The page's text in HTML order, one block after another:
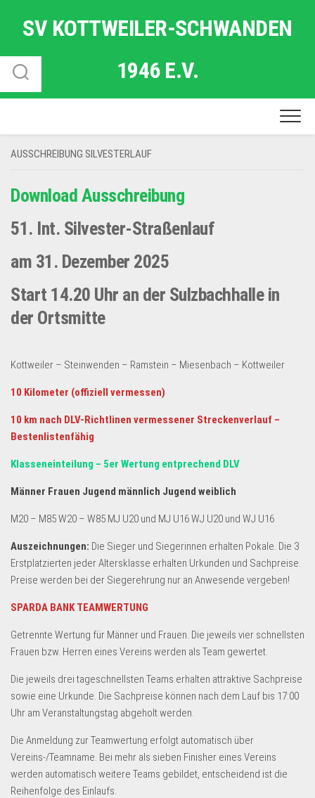
SV KOTTWEILER-SCHWANDEN
1946 E.V.
AUSSCHREIBUNG SILVESTERLAUF
Download Ausschreibung
51. Int. Silvester-Straßenlauf
am 31. Dezember 2025
Start 14.20 Uhr an der Sulzbachhalle in
der Ortsmitte
Kottweiler – Steinwenden – Ramstein – Miesenbach – Kottweiler
10 Kilometer (offiziell vermessen)
10 km nach DLV-Richtlinen vermessener Streckenverlauf –
Bestenlistenfähig
Klasseneinteilung – 5er Wertung entprechend DLV
Männer Frauen Jugend männlich Jugend weiblich
M20 – M85 W20 – W85 MJ U20 und MJ U16 WJ U20 und WJ U16
Auszeichnungen: Die Sieger und Siegerinnen erhalten Pokale. Die 3
Erstplatzierten jeder Altersklasse erhalten Urkunden und Sachpreise.
Preise werden bei der Siegerehrung nur an Anwesende vergeben!
SPARDA BANK TEAMWERTUNG
Getrennte Wertung für Männer und Frauen. Die jeweils vier schnellsten
Frauen bzw. Herren eines Vereins werden als Team gewertet.
Die jeweils drei tageschnellsten Teams erhalten attraktive Sachpreise
sowie eine Urkunde. Die Sachpreise können nach dem Lauf bis 17:00
Uhr am Veranstaltungstag abgeholt werden.
Die Anmeldung zur Teamwertung erfolgt automatisch über
Vereins-/Teamname. Bei mehr als sieben Finisher eines Vereins
werden automatisch weitere Teams gebildet, entscheidend ist die
Reihenfolge des Einlaufs.